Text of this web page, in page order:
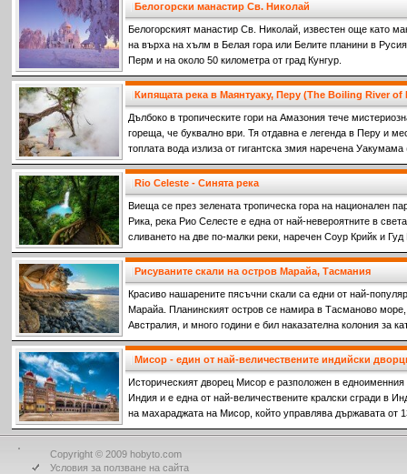
Белогорски манастир Св. Николай
Белогорският манастир Св. Николай, известен още като
на върха на хълм в Белая гора или Белите планини в
Перм и на около 50 километра от град Кунгур.
Кипящата река в Маянтуаку, Перу (The Boiling River of
Дълбоко в тропическите гори на Амазония тече
гореща, че буквално ври. Тя отдавна е легенда в Перу и
топлата вода излиза от гигантска змия наречена
водите.
Rio Celeste - Синята река
Виеща се през зелената тропическа гора на национален
Рика, река Рио Селесте е една от най-невероятните в
сливането на две по-малки реки, наречен Соур Крийк и
на двете напълно прозрачни реки се срещат, се образува
Рисуваните скали на остров Марайа, Тасмания
Красиво нашарените пясъчни скали са едни от най-
Марайа. Планинският остров се намира в Тасманово
Австралия, и много години е бил наказателна колония за
престъпления срещу френските колонизатори.
Мисор - един от най-величествените индийски
Историческият дворец Мисор е разположен в
Индия и е една от най-величествените кралски сгради в
на махараджата на Мисор, който управлява държавата от
Copyright © 2009 hobyto.com
Условия за ползване на сайта